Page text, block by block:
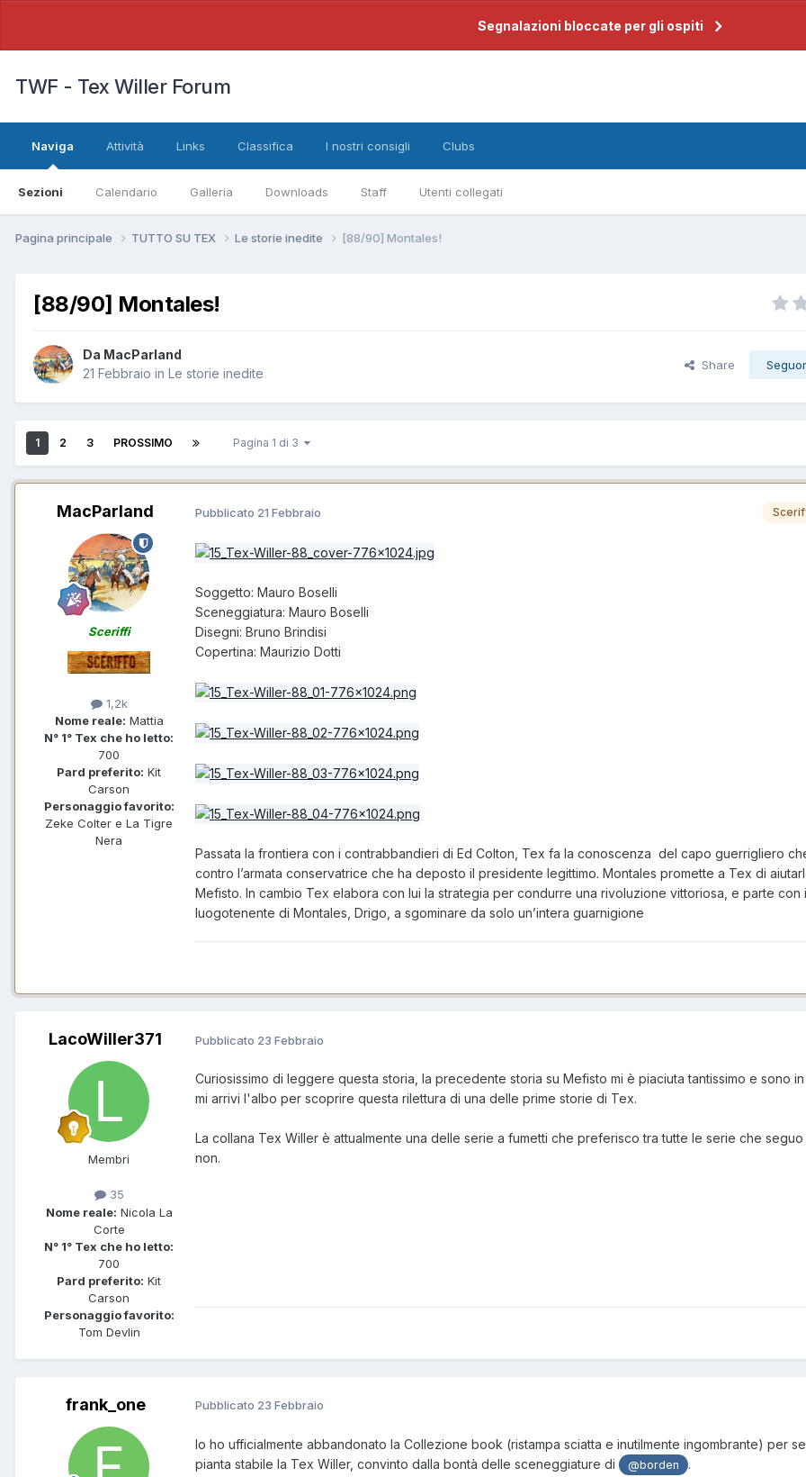
Segnalazioni bloccate per gli ospiti
TWF - Tex Willer Forum
Naviga
Sezioni Calendario Galleria Downloads Staff Utenti collegati
Attività Links Classifica I nostri consigli Clubs
Pagina principale TUTTO SU TEX Le storie inedite [88/90] Montales!
[88/90] Montales!
Da MacParland
21 Febbraio in Le storie inedite
Share
1 2 3 PROSSIMO Pagina 1 di 3
MacParland
Sceriffi
1,2k
Nome reale: Mattia
N° 1° Tex che ho letto:
700
Pard preferito: Kit
Carson
Personaggio favorito:
Zeke Colter e La Tigre
Nera
Pubblicato 21 Febbraio
Soggetto: Mauro Boselli
Sceneggiatura: Mauro Boselli
Disegni: Bruno Brindisi
Copertina: Maurizio Dotti
Passata la frontiera con i contrabbandieri di Ed Colton, Tex fa la conoscenza del capo guerrigliero
contro l’armata conservatrice che ha deposto il presidente legittimo. Montales promette a Tex di
Mefisto. In cambio Tex elabora con lui la strategia per condurre una rivoluzione vittoriosa, e parte con
luogotenente di Montales, Drigo, a sgominare da solo un’intera guarnigione
LacoWiller371
Membri
35
Nome reale: Nicola La
Corte
N° 1° Tex che ho letto:
700
Pard preferito: Kit
Carson
Personaggio favorito:
Tom Devlin
Pubblicato 23 Febbraio
Curiosissimo di leggere questa storia, la precedente storia su Mefisto mi è piaciuta tantissimo e sono
mi arrivi l'albo per scoprire questa rilettura di una delle prime storie di Tex.
La collana Tex Willer è attualmente una delle serie a fumetti che preferisco tra tutte le serie che seguo
non.
frank_one Pubblicato 23 Febbraio
Io ho ufficialmente abbandonato la Collezione book (ristampa sciatta e inutilmente ingombrante) per
pianta stabile la Tex Willer, convinto dalla bontà delle sceneggiature di
@borden .